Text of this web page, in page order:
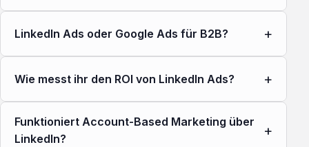
LinkedIn Ads oder Google Ads für B2B? +
Wie messt ihr den ROI von LinkedIn Ads? +
Funktioniert Account-Based Marketing über
LinkedIn?
+